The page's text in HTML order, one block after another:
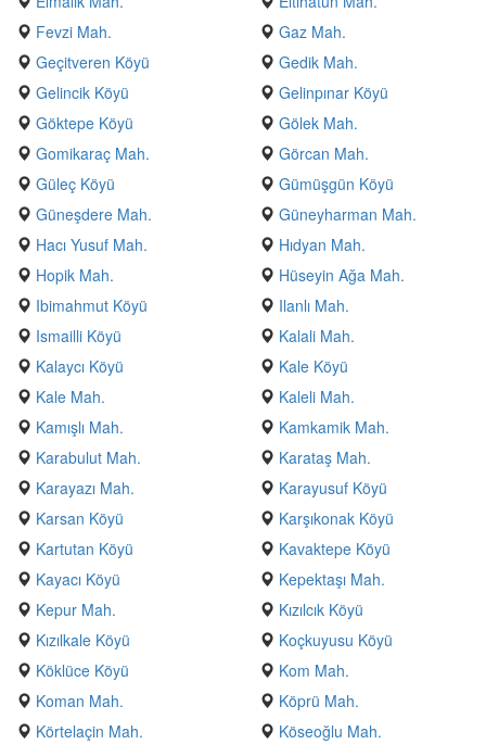
Fevzi Mah.
Gaz Mah.
Geçitveren Köyü
Gedik Mah.
Gelincik Köyü
Gelinpınar Köyü
Göktepe Köyü
Gölek Mah.
Gomikaraç Mah.
Görcan Mah.
Güleç Köyü
Gümüşgün Köyü
Güneşdere Mah.
Güneyharman Mah.
Hacı Yusuf Mah.
Hıdyan Mah.
Hopik Mah.
Hüseyin Ağa Mah.
Ibimahmut Köyü
Ilanlı Mah.
Ismailli Köyü
Kalali Mah.
Kalaycı Köyü
Kale Köyü
Kale Mah.
Kaleli Mah.
Kamışlı Mah.
Kamkamik Mah.
Karabulut Mah.
Karataş Mah.
Karayazı Mah.
Karayusuf Köyü
Karsan Köyü
Karşıkonak Köyü
Kartutan Köyü
Kavaktepe Köyü
Kayacı Köyü
Kepektaşı Mah.
Kepur Mah.
Kızılcık Köyü
Kızılkale Köyü
Koçkuyusu Köyü
Köklüce Köyü
Kom Mah.
Koman Mah.
Köprü Mah.
Körtelaçin Mah.
Köseoğlu Mah.